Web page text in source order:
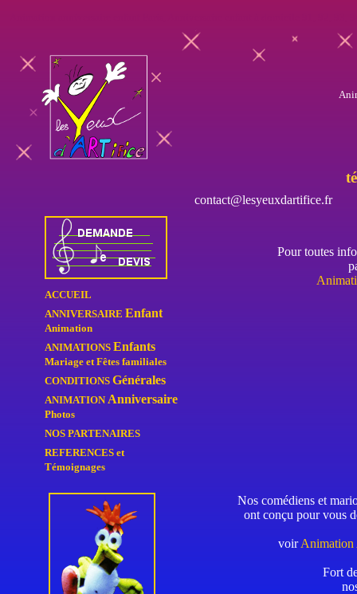
contact@lesyeuxdartifice.fr
ACCUEIL
ANNIVERSAIRE Enfant
Animation
ANIMATIONS Enfants
Mariage et Fêtes familiales
CONDITIONS Générales
ANIMATION Anniversaire
Photos
NOS PARTENAIRES
REFERENCES et
Témoignages
Pour toutes
Nos comédiens et
ont conçu pour vous
voirAnimation
Fort